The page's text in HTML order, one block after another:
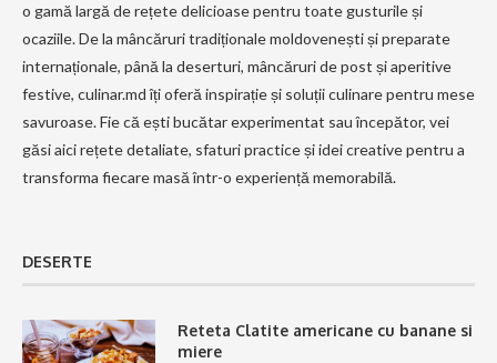
o gamă largă de rețete delicioase pentru toate gusturile și
ocaziile. De la mâncăruri tradiționale moldovenești și preparate
internaționale, până la deserturi, mâncăruri de post și aperitive
festive, culinar.md îți oferă inspirație și soluții culinare pentru mese
savuroase. Fie că ești bucătar experimentat sau începător, vei
găsi aici rețete detaliate, sfaturi practice și idei creative pentru a
transforma fiecare masă într-o experiență memorabilă.
DESERTE
Reteta Clatite americane cu banane si
miere